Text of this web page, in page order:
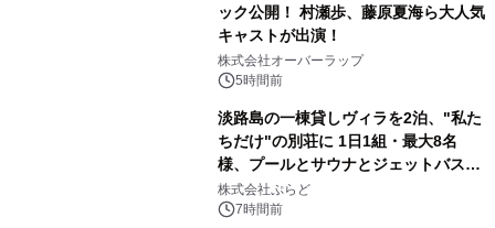
ック公開！ 村瀬歩、藤原夏海ら大人気
キャストが出演！
株式会社オーバーラップ
5時間前
淡路島の一棟貸しヴィラを2泊、"私た
ちだけ"の別荘に 1日1組・最大8名
様、プールとサウナとジェットバス付
きで Villa Mon Temps AWAJIの連泊
素泊りプラン
株式会社ぷらど
7時間前